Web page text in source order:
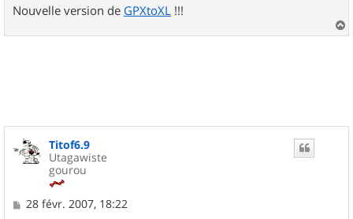
Nouvelle version de GPXtoXL !!!
a
Titof6.9
Utagawiste
gourou
M
28 févr. 2007, 18:22